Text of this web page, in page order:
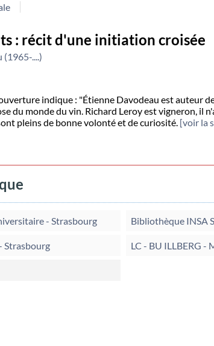
: récit d'une initiation croisée
(1965-....)
indique : "Étienne Davodeau est auteur
du monde du vin. Richard Leroy est vigneron, il
pleins de bonne volonté et de curiosité. [voir la
- Strasbourg Bibliothèque INSA
Strasbourg LC - BU ILLBERG -